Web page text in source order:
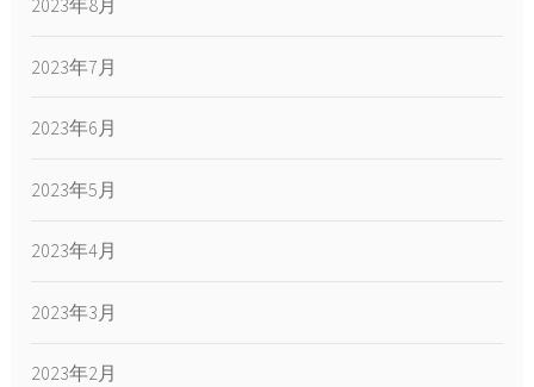
2023年7月
2023年6月
2023年5月
2023年4月
2023年3月
2023年2月